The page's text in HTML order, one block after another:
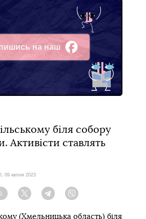
на наш
біля собору
Активісти ставлять
09 квітня 2023
Facebook
1
Twitter TelegramViber
(Хмельницька область) біля